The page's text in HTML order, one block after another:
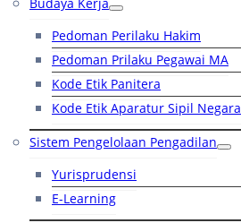
Pedoman Perilaku Hakim
Pedoman Prilaku Pegawai MA
Kode Etik Panitera
Kode Etik Aparatur Sipil Negara
Sistem Pengelolaan Pengadilan
Yurisprudensi
E-Learning